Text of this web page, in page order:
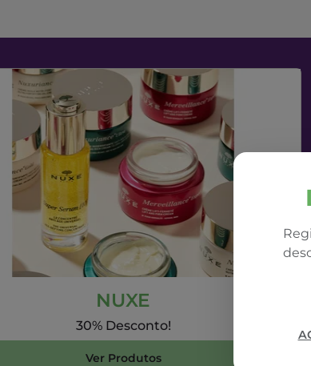
NUXE
30% Desconto!
Ver Produtos